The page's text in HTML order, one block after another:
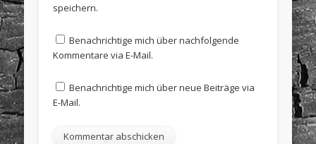
speichern.
Benachrichtige mich über nachfolgende
Kommentare via E-Mail.
Benachrichtige mich über neue Beiträge via
E-Mail.